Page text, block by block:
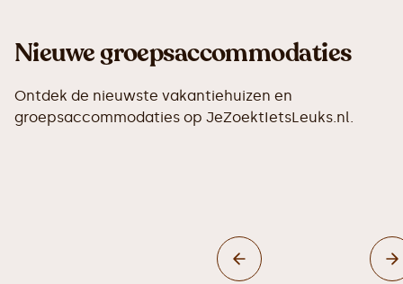
Nieuwe groepsaccommodaties
Ontdek de nieuwste vakantiehuizen en
groepsaccommodaties op JeZoektIetsLeuks.nl.